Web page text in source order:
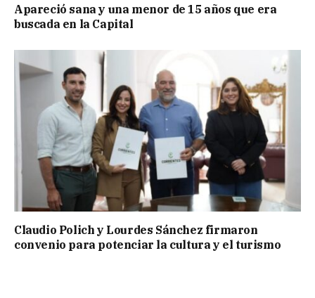
Apareció sana y una menor de 15 años que era
buscada en la Capital
Claudio Polich y Lourdes Sánchez firmaron
convenio para potenciar la cultura y el turismo